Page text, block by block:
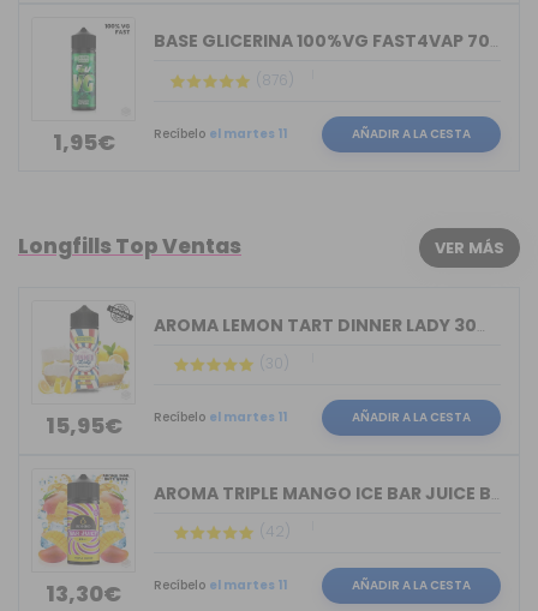
1,95€
BASE GLICERINA 100%VG FAST4VAP 70ML O...
(876)
Recíbelo el martes 11 AÑADIR A LA CESTA
Longfills Top Ventas VER MÁS
15,95€
AROMA LEMON TART DINNER LADY 30ML LON...
(30)
Recíbelo el martes 11 AÑADIR A LA CESTA
13,30€
AROMA TRIPLE MANGO ICE BAR JUICE BY B...
(42)
Recíbelo el martes 11 AÑADIR A LA CESTA